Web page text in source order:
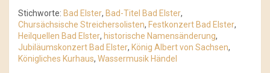
Stichworte: Bad Elster, Bad-Titel Bad Elster,
Chursächsische Streichersolisten, Festkonzert Bad Elster,
Heilquellen Bad Elster, historische Namensänderung,
Jubiläumskonzert Bad Elster, König Albert von Sachsen,
Königliches Kurhaus, Wassermusik Händel